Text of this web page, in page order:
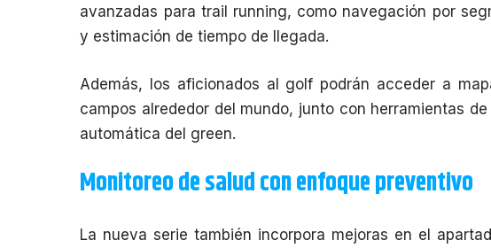
avanzadas para trail running, como navegación por
y estimación de tiempo de llegada.
Además, los aficionados al golf podrán acceder a
campos alrededor del mundo, junto con herramientas
automática del green.
Monitoreo de salud con enfoque preventivo
La nueva serie también incorpora mejoras en el